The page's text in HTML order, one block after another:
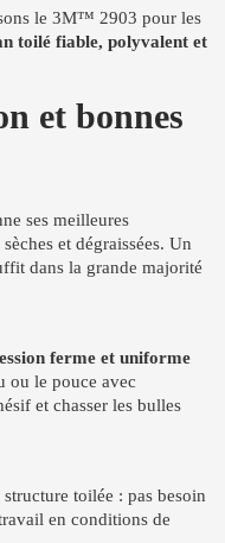
le 3M™ 2903 pour les
toilé fiable, polyvalent et
et bonnes
ses meilleures
et dégraissées. Un
dans la grande majorité
ferme et uniforme
ou le pouce avec
et chasser les bulles
structure toilée : pas besoin
en conditions de